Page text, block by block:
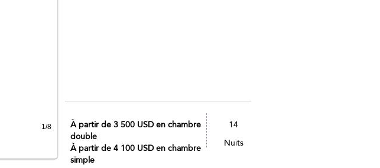
1/8 À partir de 3 500 USD en chambre
double
À partir de 4 100 USD en chambre
simple
14
Nuits